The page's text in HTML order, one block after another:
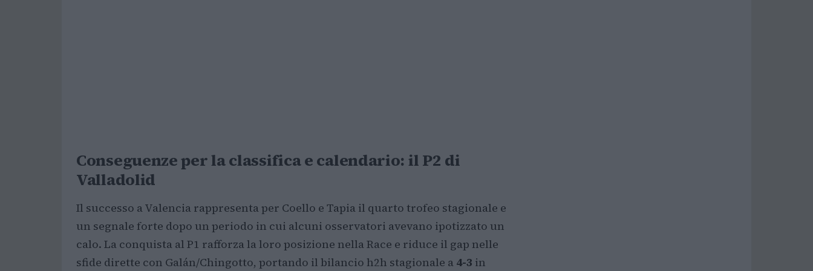
Conseguenze per la classifica e calendario: il P2 di
Valladolid
Il successo a Valencia rappresenta per Coello e Tapia il quarto trofeo stagionale e
un segnale forte dopo un periodo in cui alcuni osservatori avevano ipotizzato un
calo. La conquista al P1 rafforza la loro posizione nella Race e riduce il gap nelle
sfide dirette con Galán/Chingotto, portando il bilancio h2h stagionale a 4-3 in